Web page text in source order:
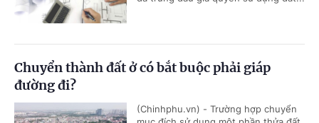
Chuyển thành đất ở có bắt buộc phải giáp
đường đi?
(Chinhphu.vn) - Trường hợp chuyển